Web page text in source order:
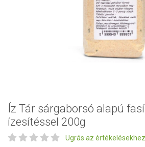
Íz Tár sárgaborsó alapú
ízesítéssel 200g
Ugrás az értékelésekhez